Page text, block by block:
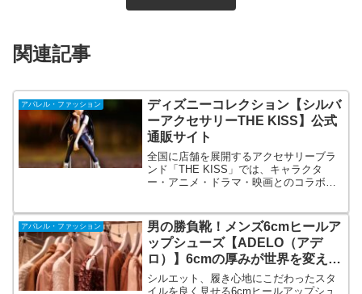
関連記事
アパレル・ファッション
ディズニーコレクション【シルバ
ーアクセサリーTHE KISS】公式
通販サイト
全国に店舗を展開するアクセサリーブラ
ンド「THE KISS」では、キャラクタ
ー・アニメ・ドラマ・映画とのコラボレ
スF、ワンピース、エヴァンゲリオン。キ
ャラクター⇒ディズニー、ハローキティ
他
アパレル・ファッション
男の勝負靴！メンズ6cmヒールア
ップシューズ【ADELO（アデ
ロ）】6cmの厚みが世界を変え
る。男のスタイルを良く見せる
靴。
シルエット、履き心地にこだわったスタ
イルを良く見せる6cmヒールアップシュ